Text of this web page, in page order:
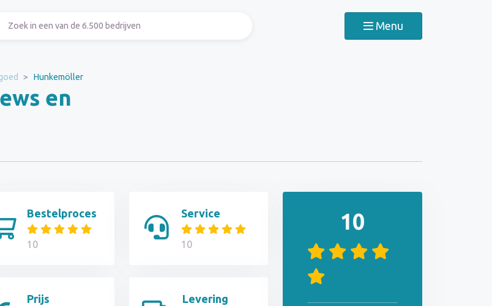
Menu
Hunkemöller
en
Bestelproces
10
Prijs
Service
10
Levering
10